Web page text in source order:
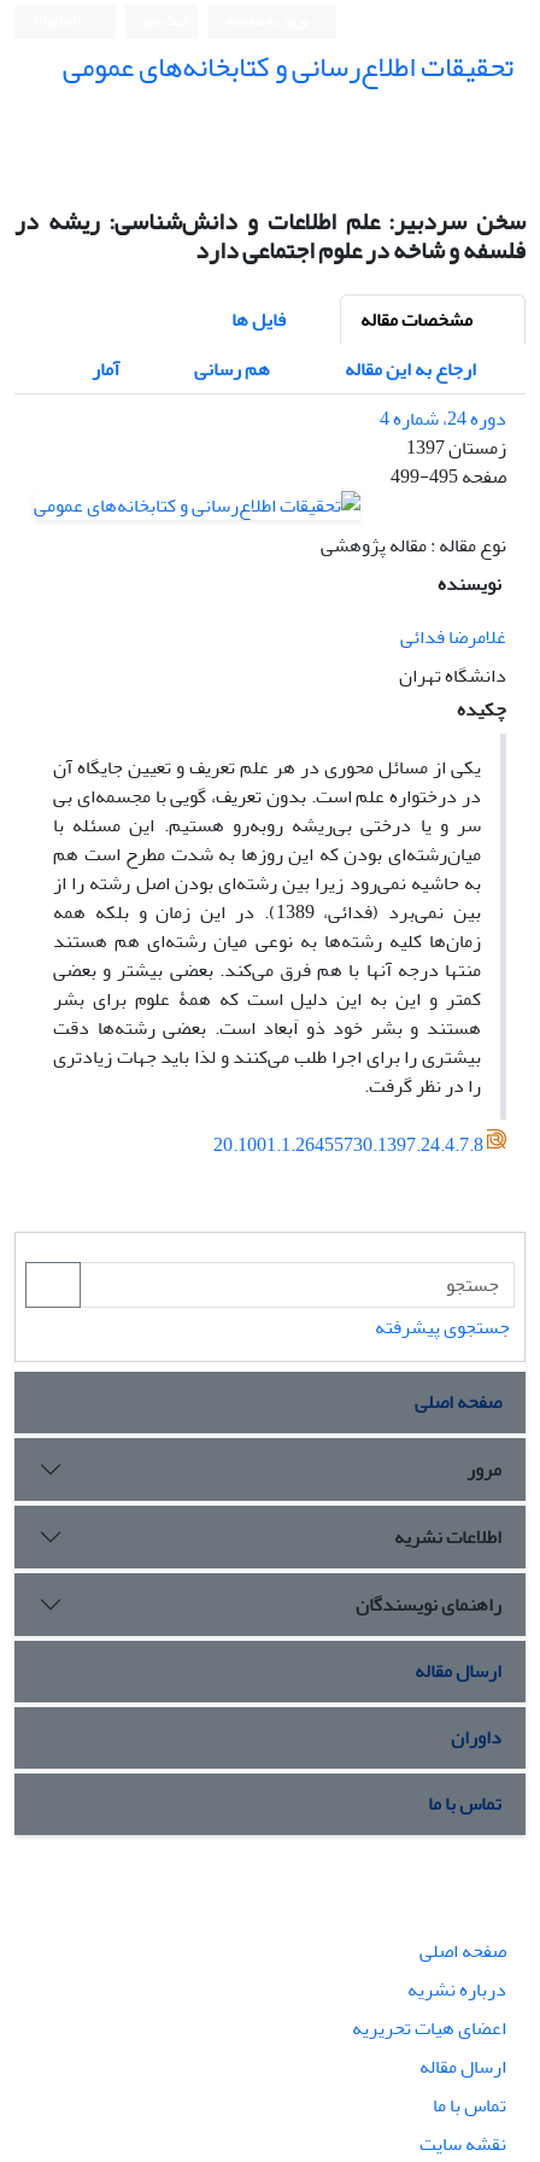
تحقیقات اطلاع‌رسانی و کتابخانه‌های عمومی
سخن سردبیر:‌ علم اطلاعات و دانش‌شناسی: ریشه در
فلسفه و شاخه در علوم اجتماعی دارد
مشخصات مقاله
فایل ها
ارجاع به این مقاله
هم رسانی
آمار
دوره 24، شماره 4
زمستان 1397
صفحه499-495
نوع مقاله : مقاله پژوهشی
نویسنده
غلامرضا فدائی
دانشگاه تهران
چکیده
یکی از مسائل محوری در هر علم تعریف و تعیین جایگاه آن
در درختواره علم است. بدون تعریف، گویی با مجسمه‌ای بی
سر و یا درختی بی‌ریشه روبه‌رو هستیم. این مسئله با
میانرشته‌ای بودن که این روزها به شدت مطرح است هم
به حاشیه نمی‌رود زیرا بین رشته‌ای بودن اصل رشته را از
بین نمی‌برد (فدائی، 1389). در این زمان و بلکه همه
زمان‌ها کلیه رشته­‌ها به نوعی میان رشته‌ای هم هستند
منتها درجه آنها با هم فرق می­‌کند. بعضی بیشتر و بعضی
کمتر و این به این دلیل است که همۀ علوم برای بشر
هستند و بشر خود ذو اَبعاد است. بعضی رشته­‌ها دقت
بیشتری را برای اجرا طلب می­‌کنند و لذا باید جهات زیادتری
را در نظر گرفت.
20.1001.1.26455730.1397.24.4.7.8
جستجوی پیشرفته
صفحه اصلی
مرور
اطلاعات نشریه
راهنمای نویسندگان
ارسال مقاله
داوران
تماس با ما
صفحه اصلی
درباره نشریه
اعضای هیات تحریریه
ارسال مقاله
تماس با ما
نقشه سایت